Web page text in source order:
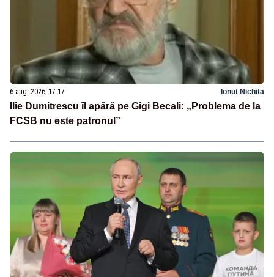
6 aug. 2026, 17:17 Ionuț Nichita
Ilie Dumitrescu îl apără pe Gigi Becali: „Problema de la
FCSB nu este patronul”